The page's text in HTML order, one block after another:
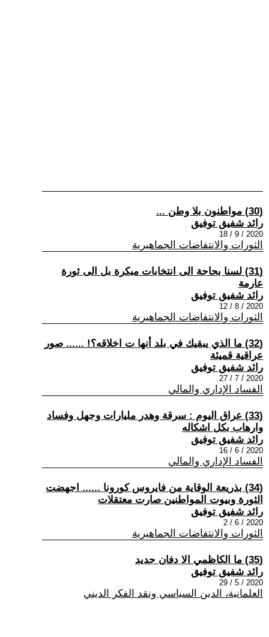
(30) مواطنون بلا وطن ...
رائد شفيق توفيق
2020 / 9 / 18
الثورات والانتفاضات الجماهيرية
(31) لسنا بحاجة الى انتخابات مبكرة بل الى ثورة
عارمة
رائد شفيق توفيق
2020 / 8 / 12
الثورات والانتفاضات الجماهيرية
(32) ما الذي يبقيك في بلد أنها ت اخلاقه؟! ...... صور
عراقية قميئة
رائد شفيق توفيق
2020 / 7 / 27
الفساد الإداري والمالي
(33) عراق اليوم : سرقة وهدر مليارات وجهل وفساد
وارهاب بكل اشكاله
رائد شفيق توفيق
2020 / 6 / 16
الفساد الإداري والمالي
(34) بذريعة الوقاية من فايروس كورونا ...... اجهضت
الثورة وبيوت المواطنين صارت معتقلات
رائد شفيق توفيق
2020 / 6 / 2
الثورات والانتفاضات الجماهيرية
(35) ما الكاظمي الا دفان جديد
رائد شفيق توفيق
2020 / 5 / 29
العلمانية، الدين السياسي ونقد الفكر الديني